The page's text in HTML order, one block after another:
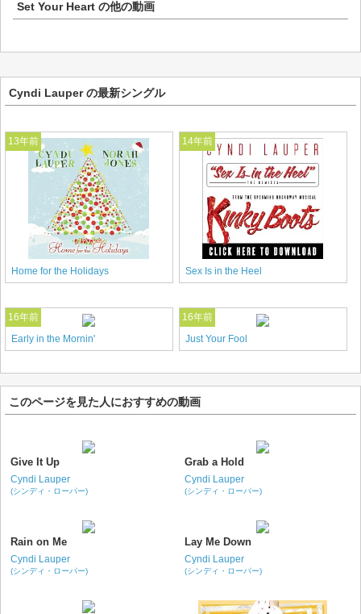
Set Your Heart の他の動画
Cyndi Lauper の最新シングル
13年前
Home for the Holidays
14年前
Sex Is in the Heel
16年前
Early in the Mornin'
16年前
Just Your Fool
このページを見た人におすすめの動画
Give It Up
Cyndi Lauper
(シンディ・ローパー)
Grab a Hold
Cyndi Lauper
(シンディ・ローパー)
Rain on Me
Cyndi Lauper
(シンディ・ローパー)
Lay Me Down
Cyndi Lauper
(シンディ・ローパー)